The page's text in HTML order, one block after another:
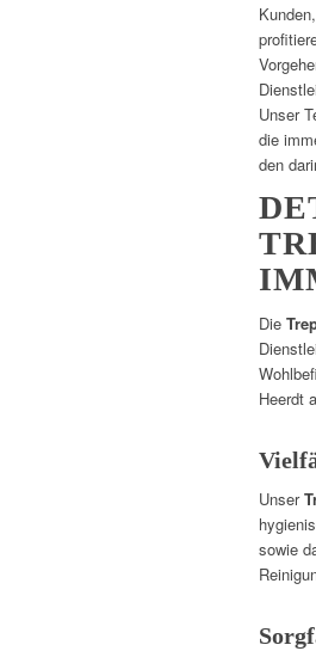
Unser
die
den
Die
Heerdt
Unser
sowie